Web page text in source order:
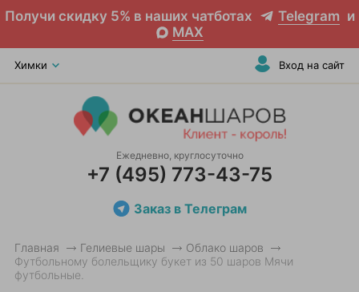
Получи скидку 5% в наших чатботах Telegram и
MAX
Химки Вход на сайт
Ежедневно, круглосуточно
+7 (495) 773-43-75
Заказ в Телеграм
Главная Гелиевые шары
Облако шаров
Футбольному болельщику букет из 50 шаров Мячи
футбольные.